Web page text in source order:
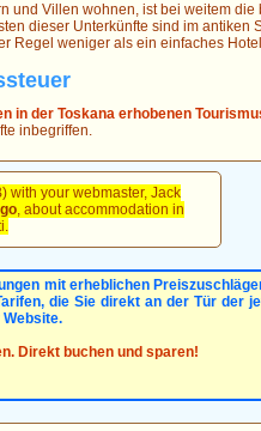
und Villen wohnen, ist bei weitem die
dieser Unterkünfte sind im antiken
weniger als ein einfaches
in der Toskana erhobenen
inbegriffen.
with your webmaster, Jack
, about accommodation in
mit erheblichen
die Sie direkt an der Tür der
Direkt buchen und sparen!